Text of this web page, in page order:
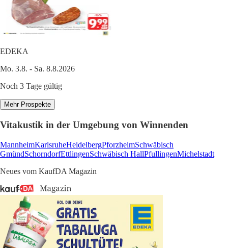
EDEKA
Mo. 3.8. - Sa. 8.8.2026
Noch 3 Tage gültig
Mehr Prospekte
Vitakustik in der Umgebung von Winnenden
MannheimKarlsruheHeidelbergPforzheimSchwäbisch
GmündSchorndorfEttlingenSchwäbisch HallPfullingenMichelstadt
Neues vom KaufDA Magazin